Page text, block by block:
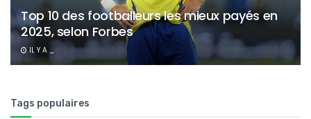
Top 10 des footballeurs les mieux payés en
2025, selon Forbes
IL Y A _
Tags populaires